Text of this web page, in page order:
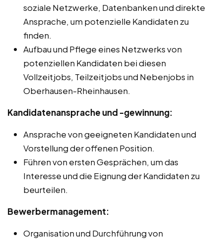
soziale Netzwerke, Datenbanken und direkte
Ansprache, um potenzielle Kandidaten zu
finden.
Aufbau und Pflege eines Netzwerks von
potenziellen Kandidaten bei diesen
Vollzeitjobs, Teilzeitjobs und Nebenjobs in
Oberhausen-Rheinhausen.
Kandidatenansprache und -gewinnung:
Ansprache von geeigneten Kandidaten und
Vorstellung der offenen Position.
Führen von ersten Gesprächen, um das
Interesse und die Eignung der Kandidaten zu
beurteilen.
Bewerbermanagement:
Organisation und Durchführung von